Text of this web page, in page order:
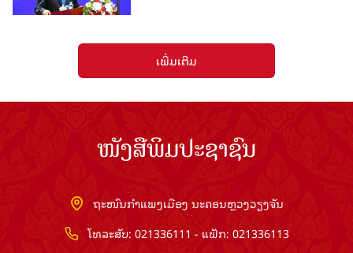
ເພີ່ມເຕີມ
ໜັງສືພິມປະຊາຊົນ
ຖະໜົນກຳແພງເມືອງ ນະຄອນຫຼວງວຽງຈັນ
ໂທລະສັບ: 021336111 - ແຟັກ: 021336113